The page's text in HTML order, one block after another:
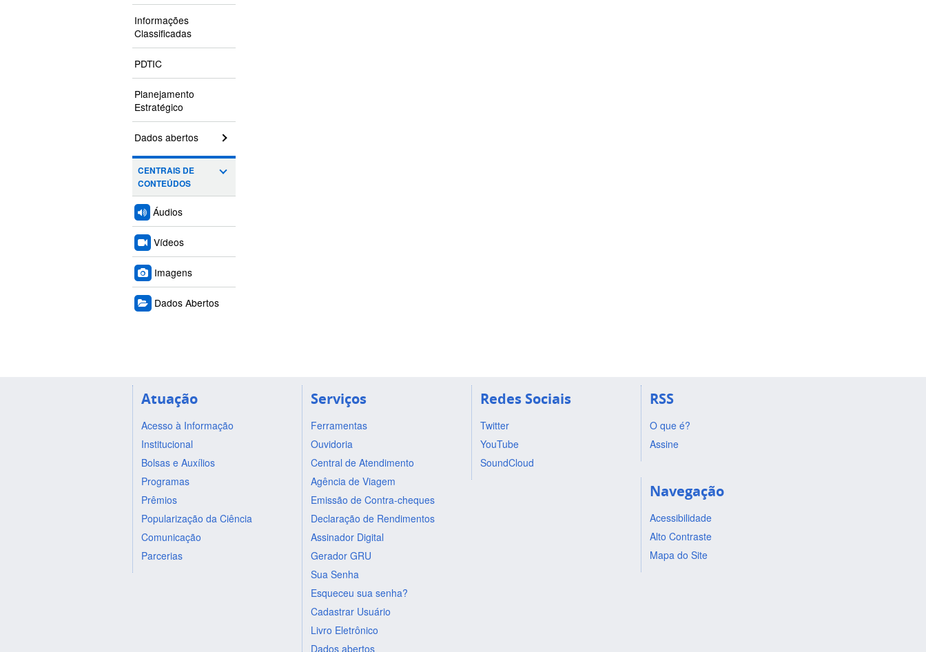
Informações
Classificadas
PDTIC
Planejamento
Estratégico
Dados abertos
CENTRAIS DE
CONTEÚDOS
Áudios
Vídeos
Imagens
Dados Abertos
Atuação
Acesso à Informação
Institucional
Bolsas e Auxílios
Programas
Prêmios
Popularização da Ciência
Comunicação
Parcerias
Serviços
Ferramentas
Ouvidoria
Central de Atendimento
Agência de Viagem
Emissão de Contra-cheques
Declaração de Rendimentos
Assinador Digital
Gerador GRU
Sua Senha
Esqueceu sua senha?
Cadastrar Usuário
Livro Eletrônico
Dados abertos
Redes Sociais
Twitter
YouTube
SoundCloud
RSS
O que é?
Assine
Navegação
Acessibilidade
Alto Contraste
Mapa do Site